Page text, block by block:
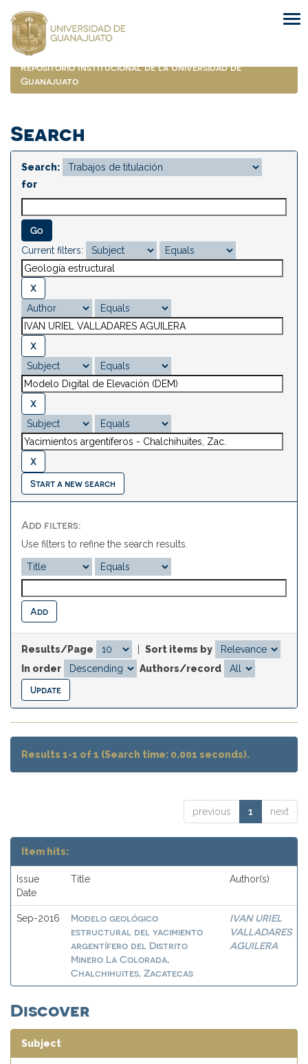
navigation
Repositorio Institucional de la Universidad de
Guanajuato
Search
Search:
for
Current filters:
Start a new search
Add filters:
Use filters to refine the search results.
Results/Page
Sort items by
In order
Authors/record
Results 1-1 of 1 (Search time: 0.001 seconds).
previous 1 next
Item hits:
Issue
Date
Title Author(s)
Sep-2016
Modelo geológico
estructural del yacimiento
argentífero del Distrito
Minero La Colorada,
Chalchihuites, Zacatecas
IVAN URIEL
VALLADARES
AGUILERA
Discover
Subject